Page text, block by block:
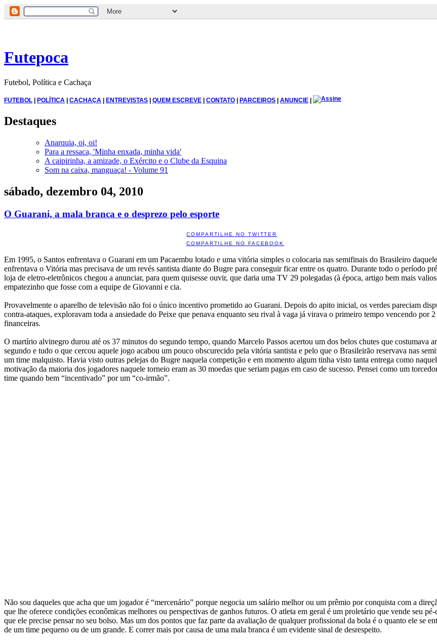
Futepoca
Futebol, Política e Cachaça
FUTEBOL | POLÍTICA | CACHAÇA | ENTREVISTAS | QUEM ESCREVE | CONTATO | PARCEIROS | ANUNCIE |
Destaques
Anarquia, oi, oi!
Para a ressaca, 'Minha enxada, minha vida'
A caipirinha, a amizade, o Exército e o Clube da Esquina
Som na caixa, manguaça! - Volume 91
sábado, dezembro 04, 2010
O Guarani, a mala branca e o desprezo pelo esporte
COMPARTILHE NO TWITTER
COMPARTILHE NO FACEBOOK
Em 1995, o Santos enfrentava o Guarani em um Pacaembu lotado e uma vitória simples o colocaria nas semifinais do Brasileiro
enfrentava o Vitória mas precisava de um revés santista diante do Bugre para conseguir ficar entre os quatro. Durante todo o período
loja de eletro-eletrônicos chegou a anunciar, para quem quisesse ouvir, que daria uma TV 29 polegadas (à época, artigo bem mais
empatezinho que fosse com a equipe de Giovanni e cia.
Provavelmente o aparelho de televisão não foi o único incentivo prometido ao Guarani. Depois do apito inicial, os verdes pareciam
contra-ataques, exploravam toda a ansiedade do Peixe que penava enquanto seu rival à vaga já virava o primeiro tempo vencendo por
financeiras.
O martírio alvinegro durou até os 37 minutos do segundo tempo, quando Marcelo Passos acertou um dos belos chutes que costumava
segundo e tudo o que cercou aquele jogo acabou um pouco obscurecido pela vitória santista e pelo que o Brasileirão reservava nas
um time malquisto. Havia visto outras pelejas do Bugre naquela competição e em momento algum tinha visto tanta entrega como
motivação da maioria dos jogadores naquele torneio eram as 30 moedas que seriam pagas em caso de sucesso. Pensei como um
time quando bem “incentivado” por um “co-irmão”.
Não sou daqueles que acha que um jogador é “mercenário” porque negocia um salário melhor ou um prêmio por conquista com a
que lhe oferece condições econômicas melhores ou perspectivas de ganhos futuros. O atleta em geral é um proletário que vende seu
que ele precise pensar no seu bolso. Mas um dos pontos que faz parte da avaliação de qualquer profissional da bola é o quanto ele se
de um time pequeno ou de um grande. E correr mais por causa de uma mala branca é um evidente sinal de desrespeito.